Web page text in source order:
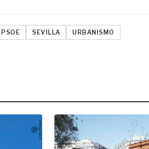
PSOE SEVILLA URBANISMO